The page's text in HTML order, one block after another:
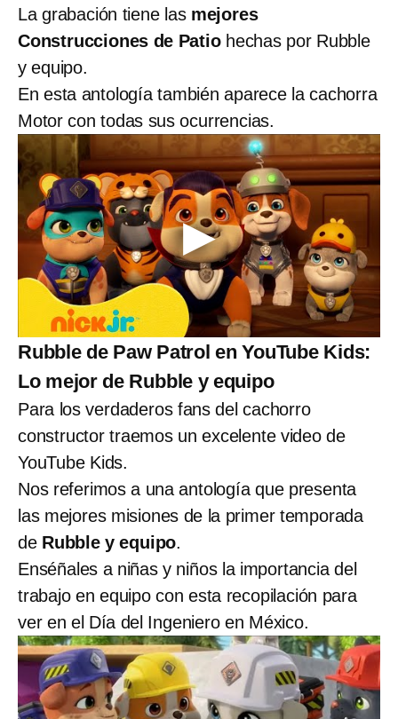
La grabación tiene las mejores
Construcciones de Patiohechas por Rubble
y equipo.
En esta antología también aparece la cachorra
Motor con todas sus ocurrencias.
Rubble de Paw Patrol en YouTube Kids:
Lo mejor de Rubble y equipo
Para los verdaderos fans del cachorro
constructor traemos un excelente video de
YouTube Kids.
Nos referimos a una antología que presenta
las mejores misiones de la primer temporada
de Rubble y equipo.
Enséñales a niñas y niños la importancia del
trabajo en equipo con esta recopilación para
ver en el Día del Ingeniero en México.